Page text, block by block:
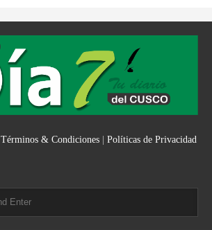
Términos & Condiciones| Políticas de Privacidad